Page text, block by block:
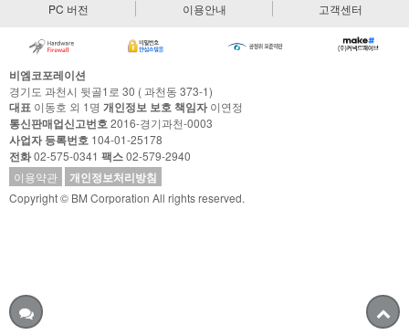
PC 버전 이용안내 고객센터
비엠코포레이션
경기도 과천시 뒷골1로 30 ( 과천동 373-1)
대표 이동호 외 1명 개인정보 보호 책임자이연정
통신판매업신고번호2016-경기과천-0003
사업자 등록번호 104-01-25178
전화02-575-0341 팩스02-579-2940
이용약관
개인정보처리방침
Copyright © BM Corporation All rights reserved.